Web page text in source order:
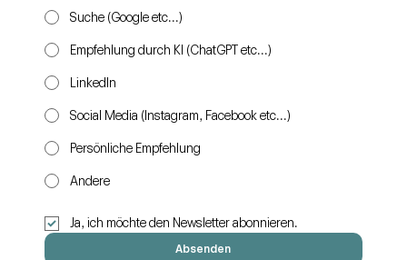
Suche (Google etc...)
Empfehlung durch KI (ChatGPT etc...)
LinkedIn
Social Media (Instagram, Facebook etc...)
Persönliche Empfehlung
Andere
Ja, ich möchte den Newsletter abonnieren.
Absenden